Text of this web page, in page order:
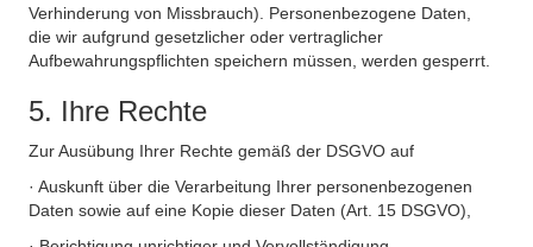
Verhinderung von Missbrauch). Personenbezogene Daten,
die wir aufgrund gesetzlicher oder vertraglicher
Aufbewahrungspflichten speichern müssen, werden gesperrt.
5. Ihre Rechte
Zur Ausübung Ihrer Rechte gemäß der DSGVO auf
· Auskunft über die Verarbeitung Ihrer personenbezogenen
Daten sowie auf eine Kopie dieser Daten (Art. 15 DSGVO),